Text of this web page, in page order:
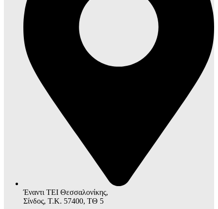
Έναντι ΤΕΙ Θεσσαλονίκης,
Σίνδος, Τ.Κ. 57400, ΤΘ 5